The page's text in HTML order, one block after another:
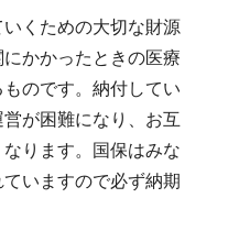
くための大切な財源
かかったときの医療
のです。納付してい
が困難になり、お互
ります。国保はみな
いますので必ず納期